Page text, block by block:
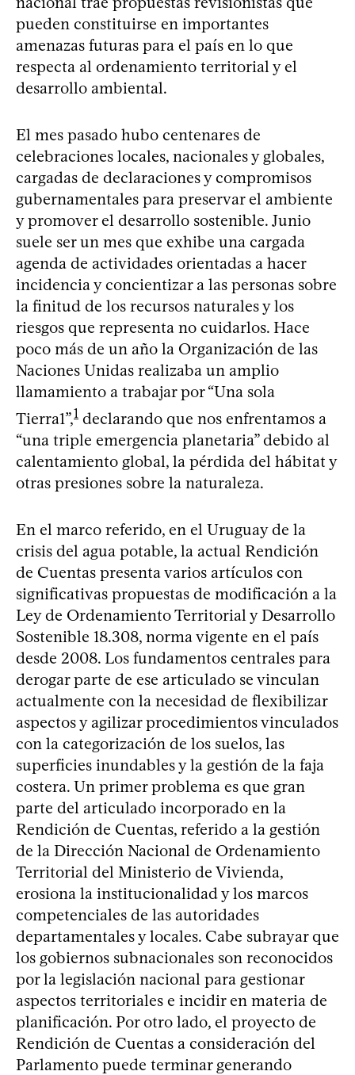
pueden constituirse en importantes
amenazas futuras para el país en lo que
respecta al ordenamiento territorial y el
desarrollo ambiental.
El mes pasado hubo centenares de
celebraciones locales, nacionales y globales,
cargadas de declaraciones y compromisos
gubernamentales para preservar el ambiente
y promover el desarrollo sostenible. Junio
suele ser un mes que exhibe una cargada
agenda de actividades orientadas a hacer
incidencia y concientizar a las personas sobre
la finitud de los recursos naturales y los
riesgos que representa no cuidarlos. Hace
poco más de un año la Organización de las
Naciones Unidas realizaba un amplio
llamamiento a trabajar por “Una sola
Tierra1”,1 declarando que nos enfrentamos a
“una triple emergencia planetaria” debido al
calentamiento global, la pérdida del hábitat y
otras presiones sobre la naturaleza.
En el marco referido, en el Uruguay de la
crisis del agua potable, la actual Rendición
de Cuentas presenta varios artículos con
significativas propuestas de modificación a la
Ley de Ordenamiento Territorial y Desarrollo
Sostenible 18.308, norma vigente en el país
desde 2008. Los fundamentos centrales para
derogar parte de ese articulado se vinculan
actualmente con la necesidad de flexibilizar
aspectos y agilizar procedimientos vinculados
con la categorización de los suelos, las
superficies inundables y la gestión de la faja
costera. Un primer problema es que gran
parte del articulado incorporado en la
Rendición de Cuentas, referido a la gestión
de la Dirección Nacional de Ordenamiento
Territorial del Ministerio de Vivienda,
erosiona la institucionalidad y los marcos
competenciales de las autoridades
departamentales y locales. Cabe subrayar que
los gobiernos subnacionales son reconocidos
por la legislación nacional para gestionar
aspectos territoriales e incidir en materia de
planificación. Por otro lado, el proyecto de
Rendición de Cuentas a consideración del
Parlamento puede terminar generando